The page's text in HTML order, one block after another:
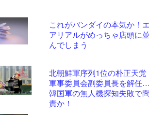
これがバンダイの本気か！エ
アリアルがめっちゃ店頭に並
んでしまう
北朝鮮軍序列1位の朴正天党
軍事委員会副委員長を解任…
韓国軍の無人機探知失敗で問
責か！